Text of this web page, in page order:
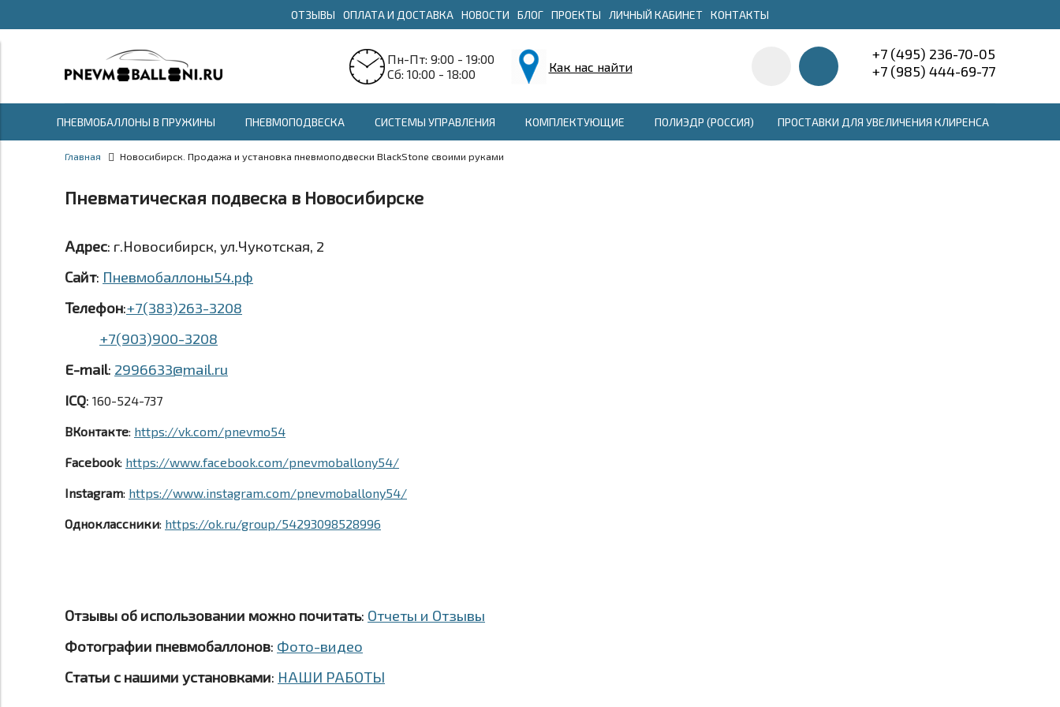
ОТЗЫВЫ ОПЛАТА И ДОСТАВКА НОВОСТИ БЛОГ ПРОЕКТЫ ЛИЧНЫЙ КАБИНЕТ КОНТАКТЫ
Пн-Пт: 9:00 - 19:00
Сб: 10:00 - 18:00
Как нас найти
+7 (495) 236-70-05
+7 (985) 444-69-77
ПНЕВМОБАЛЛОНЫ В ПРУЖИНЫ ПНЕВМОПОДВЕСКА СИСТЕМЫ УПРАВЛЕНИЯ КОМПЛЕКТУЮЩИЕ ПОЛИЭДР (РОССИЯ) ПРОСТАВКИ ДЛЯ УВЕЛИЧЕНИЯ КЛИРЕНСА
Главная Новосибирск. Продажа и установка пневмоподвески BlackStone своими руками
Пневматическая подвеска в Новосибирске
Адрес: г.Новосибирск, ул.Чукотская, 2
Сайт: Пневмобаллоны54.рф
Телефон:+7(383)263-3208
+7(903)900-3208
E-mail: 2996633@mail.ru
ICQ: 160-524-737
ВКонтакте: https://vk.com/pnevmo54
Facebook: https://www.facebook.com/pnevmoballony54/
Instagram: https://www.instagram.com/pnevmoballony54/
Одноклассники: https://ok.ru/group/54293098528996
Отзывы об использовании можно почитать: Отчеты и Отзывы
Фотографии пневмобаллонов: Фото-видео
Статьи с нашими установками: НАШИ РАБОТЫ